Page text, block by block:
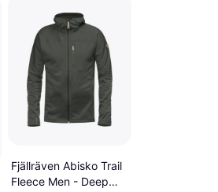
Fjällräven Abisko Trail
Fleece Men - Deep